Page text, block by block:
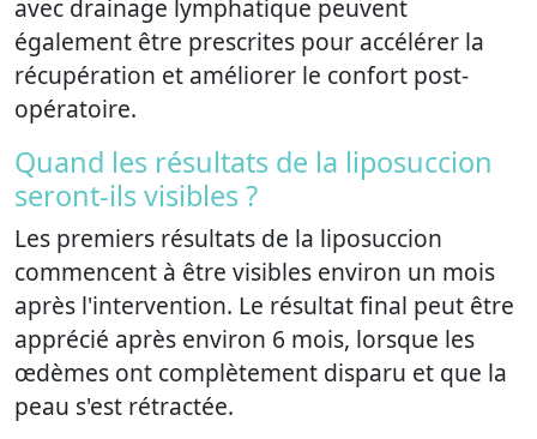
avec drainage lymphatique peuvent
également être prescrites pour accélérer la
récupération et améliorer le confort post-
opératoire.
Quand les résultats de la liposuccion
seront-ils visibles ?
Les premiers résultats de la liposuccion
commencent à être visibles environ un mois
après l'intervention. Le résultat final peut être
apprécié après environ 6 mois, lorsque les
œdèmes ont complètement disparu et que la
peau s'est rétractée.